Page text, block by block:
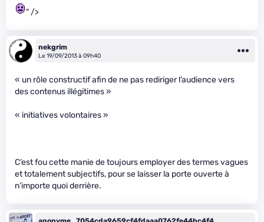
" />
nekgrim
Le 19/09/2013 à 09h40
« un rôle constructif afin de ne pas rediriger l’audience vers
des contenus illégitimes »
« initiatives volontaires »
C’est fou cette manie de toujours employer des termes vagues
et totalement subjectifs, pour se laisser la porte ouverte à
n’importe quoi derrière.